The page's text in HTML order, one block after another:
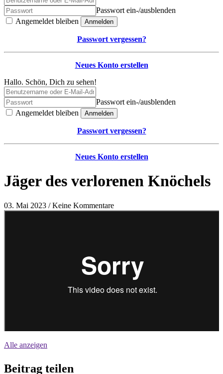
Passwort ein-/ausblenden
Angemeldet bleiben
Anmelden
Passwort vergessen?
Neues Konto erstellen
Hallo. Schön, Dich zu sehen!
Passwort ein-/ausblenden
Angemeldet bleiben
Anmelden
Passwort vergessen?
Neues Konto erstellen
Jäger des verlorenen Knöchels
03. Mai 2023 / Keine Kommentare
Alle anzeigen
Beitrag teilen